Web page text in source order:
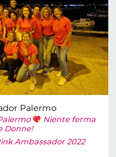
Palermo
Niente ferma
Donne!
Ambassador 2022